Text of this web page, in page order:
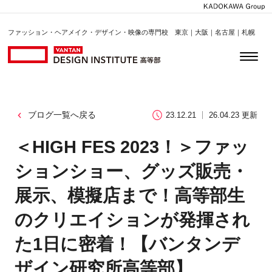
ファッション・ヘアメイク・デザイン・映像の専門校 東京｜大阪｜名古屋｜札幌
ブログ一覧へ戻る 23.12.21 26.04.23 更新
＜HIGH FES 2023！＞ファッ
ションショー、グッズ販売・
展示、模擬店まで！高等部生
のクリエイションが発揮され
た1日に密着！【バンタンデ